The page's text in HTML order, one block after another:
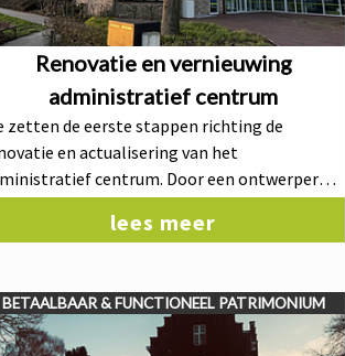
Renovatie en vernieuwing
administratief centrum
zetten de eerste stappen richting de
en actualisering van het
centrum. Door een ontwerper
we het administratief centrum voor op
lees meer
BETAALBAAR & FUNCTIONEEL PATRIMONIUM